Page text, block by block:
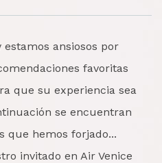
estamos ansiosos por
favoritas
que su experiencia sea
se encuentran
que hemos forjado...
invitado en Air Venice